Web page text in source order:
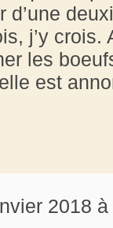
d’une
j’y crois.
les
est
2018